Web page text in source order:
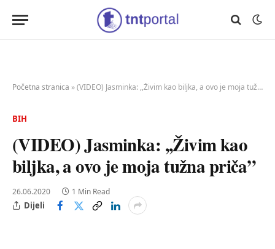
Početna stranica »(VIDEO) Jasminka: ,,Živim kao biljka, a ovo je moja tužna priča”
BIH
(VIDEO) Jasminka: ,,Živim kao
biljka, a ovo je moja tužna priča”
26.06.2020 1 Min Read
Dijeli